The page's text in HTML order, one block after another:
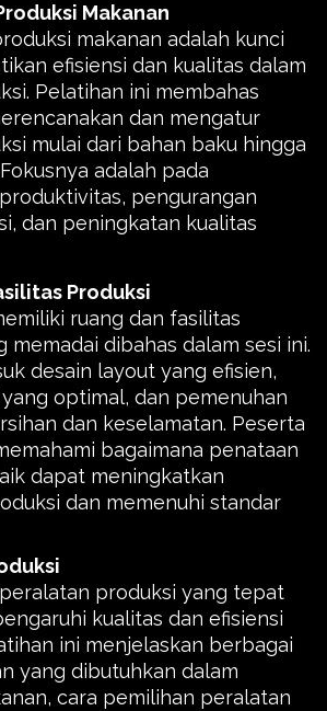
Makanan
makanan adalah kunci
efisiensi dan kualitas dalam
Pelatihan ini membahas
dan mengatur
mulai dari bahan baku hingga
adalah pada
pengurangan
dan peningkatan kualitas
Produksi
ruang dan fasilitas
memadai dibahas dalam sesi ini.
desain layout yang efisien,
optimal, dan pemenuhan
dan keselamatan. Peserta
bagaimana penataan
dapat meningkatkan
dan memenuhi standar
produksi yang tepat
kualitas dan efisiensi
ini menjelaskan berbagai
yang dibutuhkan dalam
cara pemilihan peralatan